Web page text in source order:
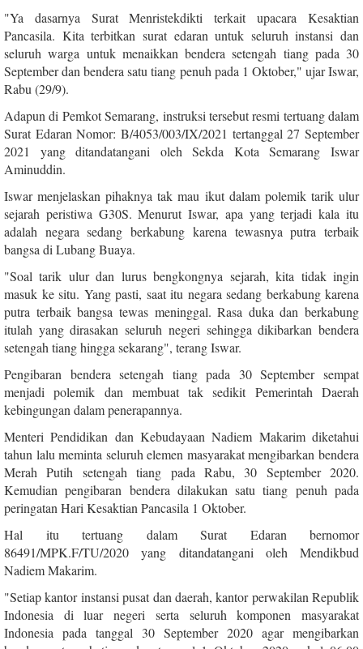
"Ya dasarnya Surat Menristekdikti terkait upacara Kesaktian
Pancasila. Kita terbitkan surat edaran untuk seluruh instansi dan
seluruh warga untuk menaikkan bendera setengah tiang pada 30
September dan bendera satu tiang penuh pada 1 Oktober," ujar Iswar,
Rabu (29/9).
Adapun di Pemkot Semarang, instruksi tersebut resmi tertuang dalam
Surat Edaran Nomor: B/4053/003/IX/2021 tertanggal 27 September
2021 yang ditandatangani oleh Sekda Kota Semarang Iswar
Aminuddin.
Iswar menjelaskan pihaknya tak mau ikut dalam polemik tarik ulur
sejarah peristiwa G30S. Menurut Iswar, apa yang terjadi kala itu
adalah negara sedang berkabung karena tewasnya putra terbaik
bangsa di Lubang Buaya.
"Soal tarik ulur dan lurus bengkongnya sejarah, kita tidak ingin
masuk ke situ. Yang pasti, saat itu negara sedang berkabung karena
putra terbaik bangsa tewas meninggal. Rasa duka dan berkabung
itulah yang dirasakan seluruh negeri sehingga dikibarkan bendera
setengah tiang hingga sekarang", terang Iswar.
Pengibaran bendera setengah tiang pada 30 September sempat
menjadi polemik dan membuat tak sedikit Pemerintah Daerah
kebingungan dalam penerapannya.
Menteri Pendidikan dan Kebudayaan Nadiem Makarim diketahui
tahun lalu meminta seluruh elemen masyarakat mengibarkan bendera
Merah Putih setengah tiang pada Rabu, 30 September 2020.
Kemudian pengibaran bendera dilakukan satu tiang penuh pada
peringatan Hari Kesaktian Pancasila 1 Oktober.
Hal itu tertuang dalam Surat Edaran bernomor
86491/MPK.F/TU/2020 yang ditandatangani oleh Mendikbud
Nadiem Makarim.
"Setiap kantor instansi pusat dan daerah, kantor perwakilan Republik
Indonesia di luar negeri serta seluruh komponen masyarakat
Indonesia pada tanggal 30 September 2020 agar mengibarkan